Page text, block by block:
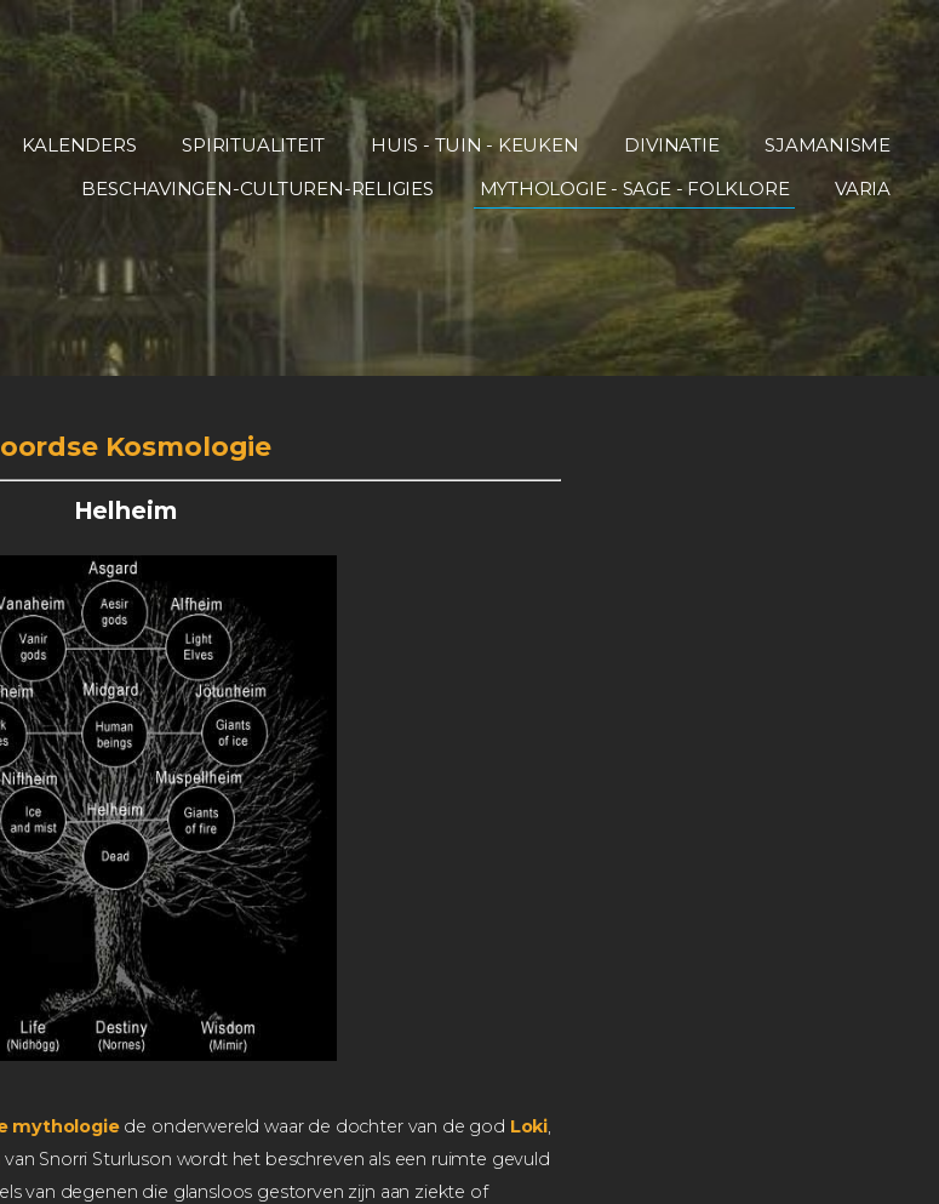
KALENDERS SPIRITUALITEIT HUIS - TUIN - KEUKEN DIVINATIE
SJAMANISME
BESCHAVINGEN-CULTUREN-RELIGIES
MYTHOLOGIE - SAGE - FOLKLORE VARIA
Kosmologie
Helheim
mythologiede onderwereld waar de dochter van de god Loki
van Snorri Sturluson wordt het beschreven als een ruimte gevuld
van degenen die glansloos gestorven zijn aan ziekte of